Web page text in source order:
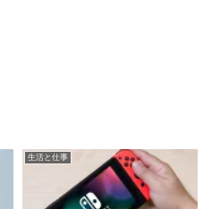
生活と仕事